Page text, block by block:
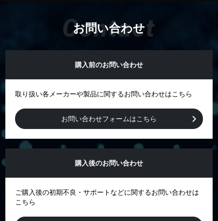
お問い合わせ
Contact
購入前のお問い合わせ
取り扱い各メーカーや製品に関するお問い合わせはこちら
お問い合わせフォームはこちら
購入後のお問い合わせ
ご購入後の初期不良・サポートなどに関するお問い合わせは
こちら